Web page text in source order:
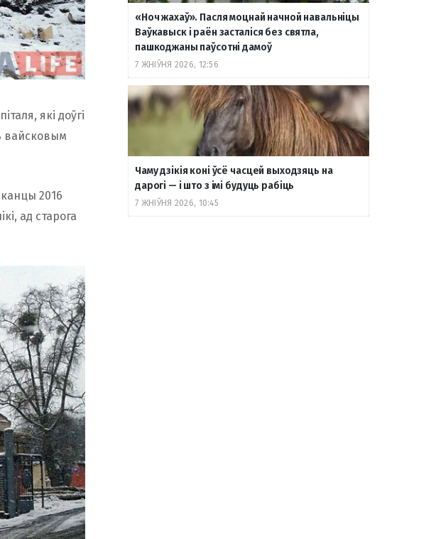
які доўгі
вайсковым
2016
ад старога
«Ноч жахаў». Пасля моцнай начной навальніцы
Ваўкавыск і раён засталіся без святла,
пашкоджаны паўсотні дамоў
7 ЖНІЎНЯ 2026, 12:56
Чаму дзікія коні ўсё часцей выходзяць на
дарогі — і што з імі будуць рабіць
7 ЖНІЎНЯ 2026, 10:45